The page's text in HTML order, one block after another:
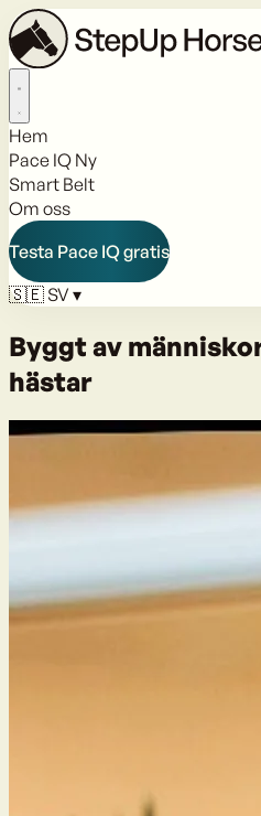
Hem
Pace IQ Ny
Smart Belt
Om oss
Testa Pace IQ gratis
🇸🇪 SV ▾
Byggt av
hästar